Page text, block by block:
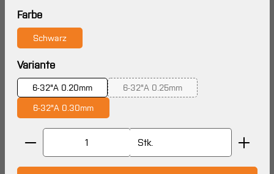
Farbeauswählen
Schwarz
Varianteauswählen
6-32"A 0.20mm 6-32"A 0.25mm
(Diese Option ist zurzeit nicht
6-32"A 0.30mm
Produkt Anzahl: Gib den gewünschten Wert ein
Stk.